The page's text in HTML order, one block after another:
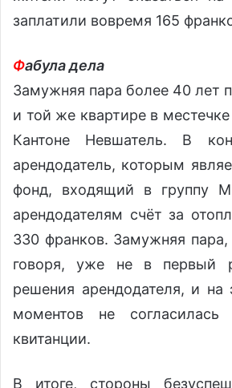
заплатили вовремя 165
Фабула дела
Замужняя пара более 40 лет
и той же квартире в
Кантоне Невшатель. В
арендодатель, которым
фонд, входящий в группу
арендодателям счёт за
330 франков. Замужняя пара,
говоря, уже не в первый
решения арендодателя, и на
моментов не
квитанции.
В итоге, стороны